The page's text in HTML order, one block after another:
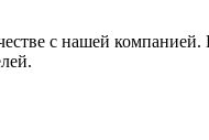
с нашей